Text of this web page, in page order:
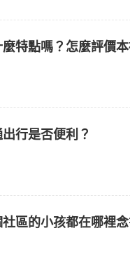
特點嗎？怎麼評價本
行是否便利？
區的小孩都在哪裡念